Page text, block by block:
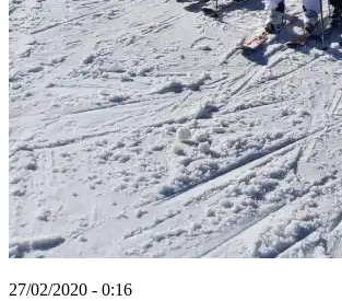
27/02/2020 - 0:16